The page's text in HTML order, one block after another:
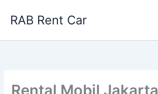
RAB Rent Car
Rental Mobil Jakarta